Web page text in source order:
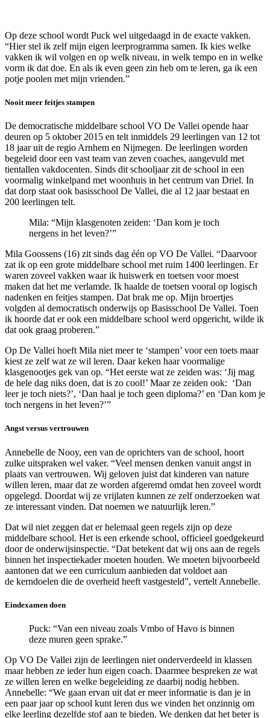
Op deze school wordt Puck wel uitgedaagd in de exacte vakken.
“Hier stel ik zelf mijn eigen leerprogramma samen. Ik kies welke
vakken ik wil volgen en op welk niveau, in welk tempo en in welke
vorm ik dat doe. En als ik even geen zin heb om te leren, ga ik een
potje poolen met mijn vrienden.”
Nooit meer feitjes stampen
De democratische middelbare school VO De Vallei opende haar
deuren op 5 oktober 2015 en telt inmiddels 29 leerlingen van 12 tot
18 jaar uit de regio Arnhem en Nijmegen. De leerlingen worden
begeleid door een vast team van zeven coaches, aangevuld met
tientallen vakdocenten. Sinds dit schooljaar zit de school in een
voormalig winkelpand met woonhuis in het centrum van Driel. In
dat dorp staat ook basisschool De Vallei, die al 12 jaar bestaat en
200 leerlingen telt.
Mila: “Mijn klasgenoten zeiden: ‘Dan kom je toch
nergens in het leven?’”
Mila Goossens (16) zit sinds dag één op VO De Vallei. “Daarvoor
zat ik op een grote middelbare school met ruim 1400 leerlingen. Er
waren zoveel vakken waar ik huiswerk en toetsen voor moest
maken dat het me verlamde. Ik haalde de toetsen vooral op logisch
nadenken en feitjes stampen. Dat brak me op. Mijn broertjes
volgden al democratisch onderwijs op Basisschool De Vallei. Toen
ik hoorde dat er ook een middelbare school werd opgericht, wilde ik
dat ook graag proberen.”
Op De Vallei hoeft Mila niet meer te ‘stampen’ voor een toets maar
kiest ze zelf wat ze wil leren. Daar keken haar voormalige
klasgenootjes gek van op. “Het eerste wat ze zeiden was: ‘Jij mag
de hele dag niks doen, dat is zo cool!’ Maar ze zeiden ook: ‘Dan
leer je toch niets?’, ‘Dan haal je toch geen diploma?’ en ‘Dan kom je
toch nergens in het leven?’”
Angst versus vertrouwen
Annebelle de Nooy, een van de oprichters van de school, hoort
zulke uitspraken wel vaker. “Veel mensen denken vanuit angst in
plaats van vertrouwen. Wij geloven juist dat kinderen van nature
willen leren, maar dat ze worden afgeremd omdat hen zoveel wordt
opgelegd. Doordat wij ze vrijlaten kunnen ze zelf onderzoeken wat
ze interessant vinden. Dat noemen we natuurlijk leren.”
Dat wil niet zeggen dat er helemaal geen regels zijn op deze
middelbare school. Het is een erkende school, officieel goedgekeurd
door de onderwijsinspectie. “Dat betekent dat wij ons aan de regels
binnen het inspectiekader moeten houden. We moeten bijvoorbeeld
aantonen dat we een curriculum aanbieden dat voldoet aan
de kerndoelen die de overheid heeft vastgesteld”, vertelt Annebelle.
Eindexamen doen
Puck: “Van een niveau zoals Vmbo of Havo is binnen
deze muren geen sprake.”
Op VO De Vallei zijn de leerlingen niet onderverdeeld in klassen
maar hebben ze ieder hun eigen coach. Daarmee bespreken ze wat
ze willen leren en welke begeleiding ze daarbij nodig hebben.
Annebelle: “We gaan ervan uit dat er meer informatie is dan je in
een paar jaar op school kunt leren dus we vinden het onzinnig om
elke leerling dezelfde stof aan te bieden. We denken dat het beter is